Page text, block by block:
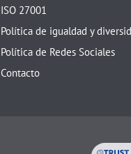
ISO 27001
Política de igualdad y
Política de Redes Sociales
Contacto